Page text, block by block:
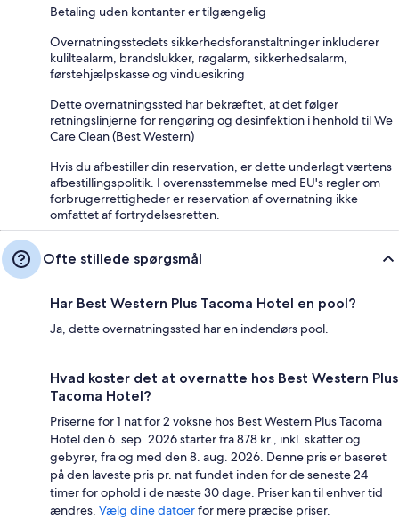
Betaling uden kontanter er tilgængelig
Overnatningsstedets sikkerhedsforanstaltninger inkluderer
kuliltealarm, brandslukker, røgalarm, sikkerhedsalarm,
førstehjælpskasse og vinduesikring
Dette overnatningssted har bekræftet, at det følger
retningslinjerne for rengøring og desinfektion i henhold til We
Care Clean (Best Western)
Hvis du afbestiller din reservation, er dette underlagt værtens
afbestillingspolitik. I overensstemmelse med EU's regler om
forbrugerrettigheder er reservation af overnatning ikke
omfattet af fortrydelsesretten.
Ofte stillede spørgsmål
Har Best Western Plus Tacoma Hotel en pool?
Ja, dette overnatningssted har en indendørs pool.
Hvad koster det at overnatte hos Best Western Plus
Tacoma Hotel?
Priserne for 1 nat for 2 voksne hos Best Western Plus Tacoma
Hotel den 6. sep. 2026 starter fra 878 kr., inkl. skatter og
gebyrer, fra og med den 8. aug. 2026. Denne pris er baseret
på den laveste pris pr. nat fundet inden for de seneste 24
timer for ophold i de næste 30 dage. Priser kan til enhver tid
ændres. Vælg dine datoerfor mere præcise priser.